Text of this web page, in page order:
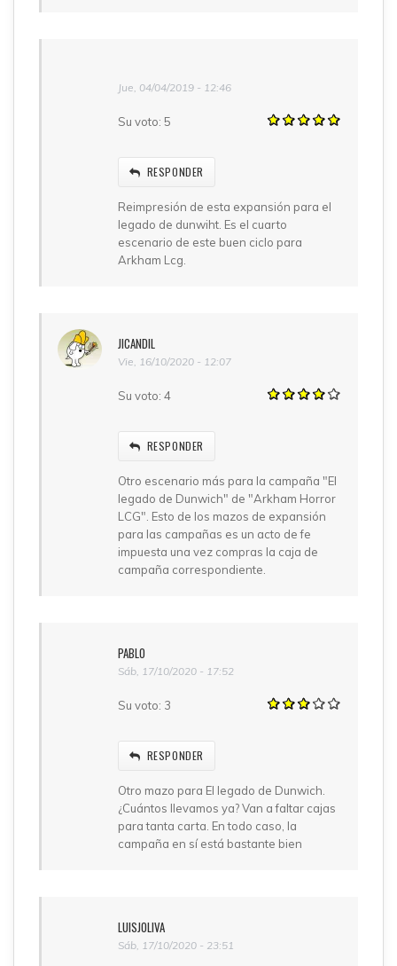
Jue, 04/04/2019 - 12:46
Su voto: 5
RESPONDER
Reimpresión de esta expansión para el
legado de dunwiht. Es el cuarto
escenario de este buen ciclo para
Arkham Lcg.
JICANDIL
Vie, 16/10/2020 - 12:07
Su voto: 4
RESPONDER
Otro escenario más para la campaña "El
legado de Dunwich" de "Arkham Horror
LCG". Esto de los mazos de expansión
para las campañas es un acto de fe
impuesta una vez compras la caja de
campaña correspondiente.
PABLO
Sáb, 17/10/2020 - 17:52
Su voto: 3
RESPONDER
Otro mazo para El legado de Dunwich.
¿Cuántos llevamos ya? Van a faltar cajas
para tanta carta. En todo caso, la
campaña en sí está bastante bien
LUISJOLIVA
Sáb, 17/10/2020 - 23:51